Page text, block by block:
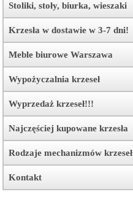
Stoliki, stoły, biurka, wieszaki
Krzesła w dostawie w 3-7 dni!
Meble biurowe Warszawa
Wypożyczalnia krzeseł
Wyprzedaż krzeseł!!!
Najczęściej kupowane krzesła
Rodzaje mechanizmów krzeseł
Kontakt